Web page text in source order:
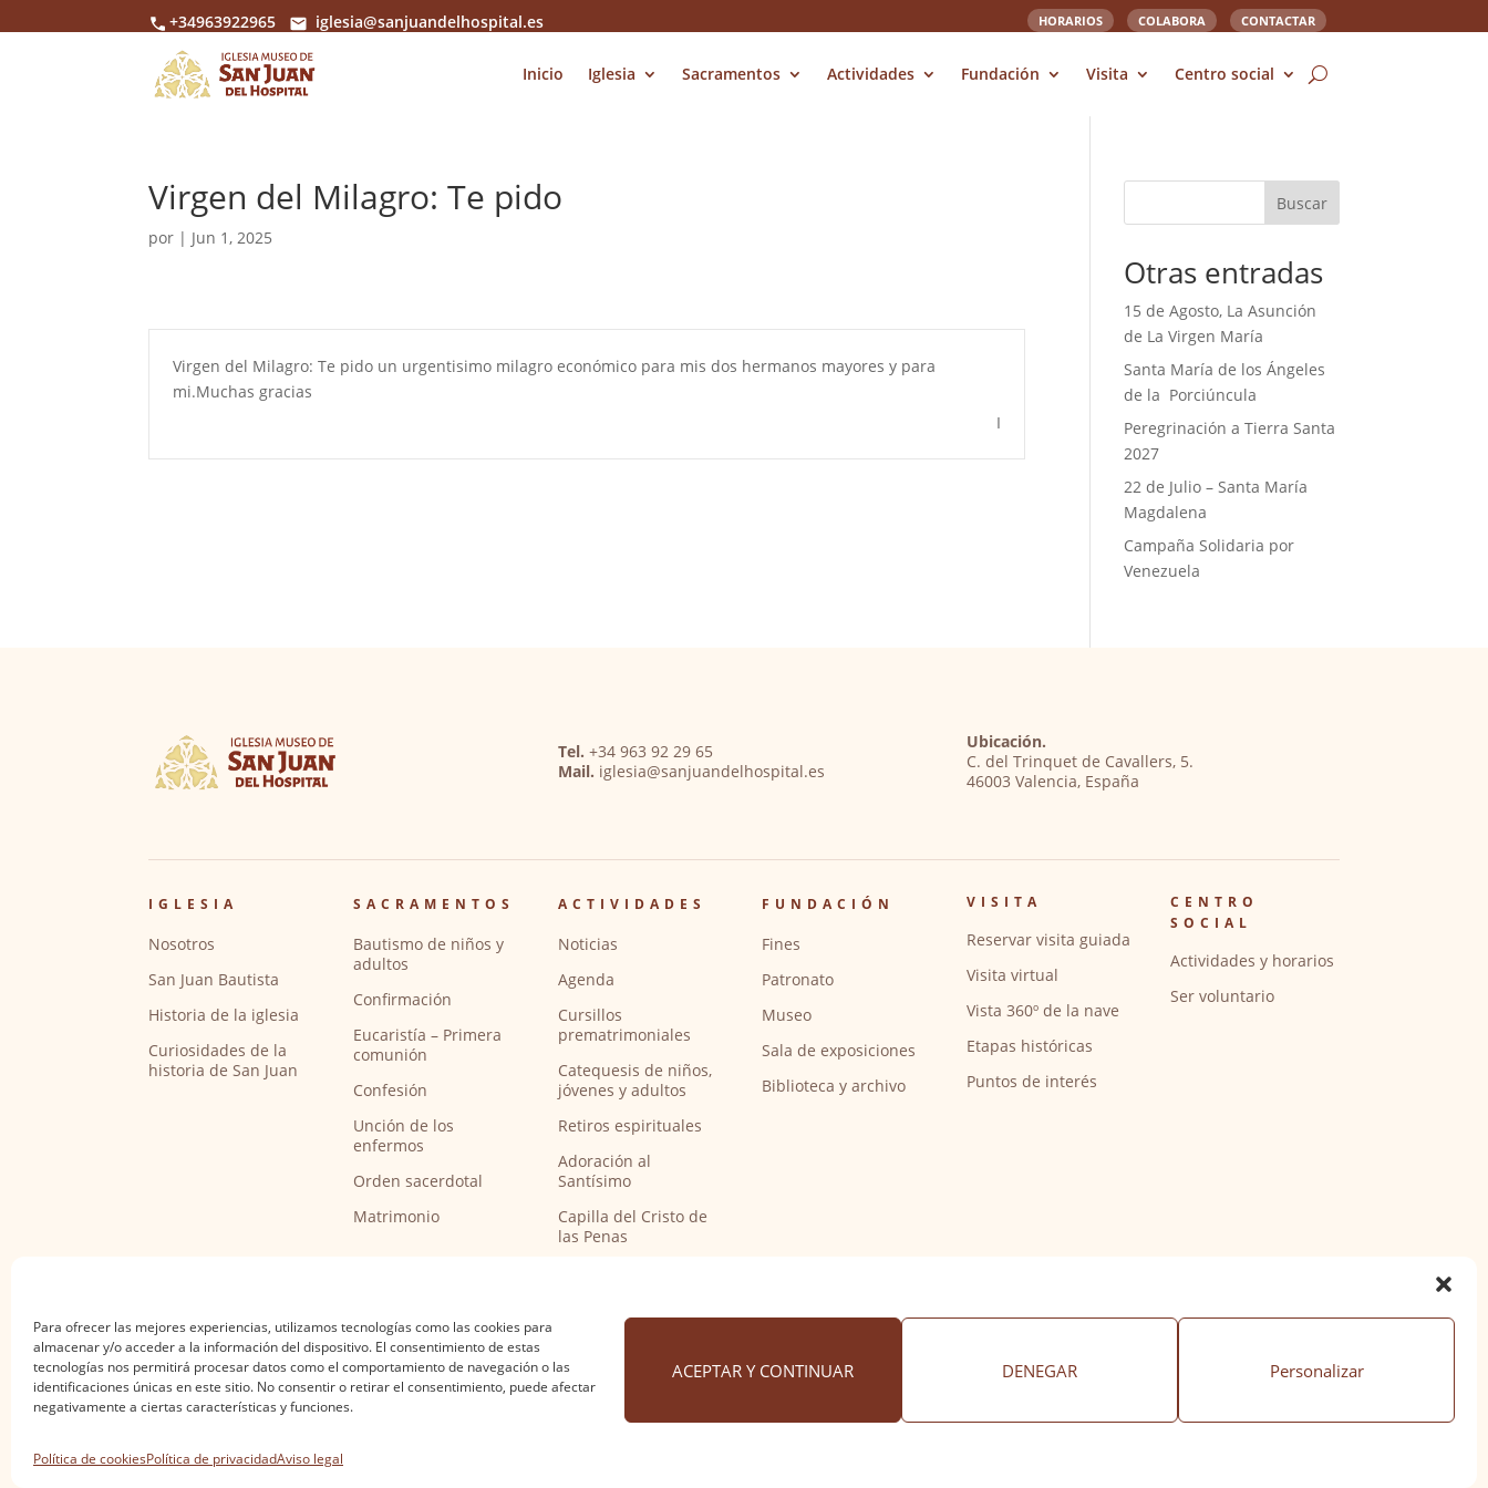
Para ofrecer las mejores experiencias, utilizamos tecnologías como las cookies para
almacenar y/o acceder a la información del dispositivo. El consentimiento de estas
tecnologías nos permitirá procesar datos como el comportamiento de navegación o las
identificaciones únicas en este sitio. No consentir o retirar el consentimiento, puede afectar
negativamente a ciertas características y funciones.
ACEPTAR Y CONTINUAR DENEGAR Personalizar
Política de cookiesPolítica de privacidadAviso legal
+34963922965 iglesia@sanjuandelhospital.es HORARIOS COLABORA CONTACTAR
Inicio Iglesia Sacramentos Actividades Fundación Visita Centro social
Virgen del Milagro: Te pido
por | Jun 1, 2025
Virgen del Milagro: Te pido un urgentisimo milagro económico para mis dos hermanos mayores y para
mi.Muchas gracias
I
Buscar
Otras entradas
15 de Agosto, La Asunción
de La Virgen María
Santa María de los Ángeles
de la Porciúncula
Peregrinación a Tierra Santa
2027
22 de Julio – Santa María
Magdalena
Campaña Solidaria por
Venezuela
Tel. +34 963 92 29 65
Mail. iglesia@sanjuandelhospital.es
Ubicación.
C. del Trinquet de Cavallers, 5.
46003 Valencia, España
IGLESIA
Nosotros
San Juan Bautista
Historia de la iglesia
Curiosidades de la
historia de San Juan
SACRAMENTOS
Bautismo de niños y
adultos
Confirmación
Eucaristía – Primera
comunión
Confesión
Unción de los
enfermos
Orden sacerdotal
Matrimonio
ACTIVIDADES
Noticias
Agenda
Cursillos
prematrimoniales
Catequesis de niños,
jóvenes y adultos
Retiros espirituales
Adoración al
Santísimo
Capilla del Cristo de
las Penas
peregrinos del
FUNDACIÓN
Fines
Patronato
Museo
Sala de exposiciones
Biblioteca y archivo
VISITA
Reservar visita guiada
Visita virtual
Vista 360º de la nave
Etapas históricas
Puntos de interés
CENTRO
SOCIAL
Actividades y horarios
Ser voluntario
Aviso legal· Política de privacidad